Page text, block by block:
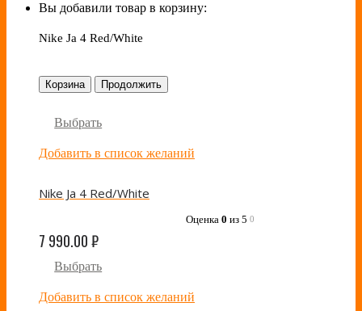
Вы добавили товар в корзину:
Nike Ja 4 Red/White
Корзина Продолжить
Выбрать
Добавить в список желаний
Nike Ja 4 Red/White
Оценка 0 из 5 0
7 990.00₽
Выбрать
Добавить в список желаний